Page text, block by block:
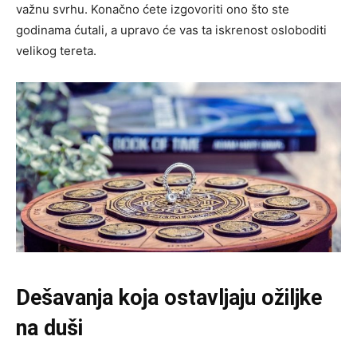
važnu svrhu. Konačno ćete izgovoriti ono što ste
godinama ćutali, a upravo će vas ta iskrenost osloboditi
velikog tereta.
Dešavanja koja ostavljaju ožiljke
na duši